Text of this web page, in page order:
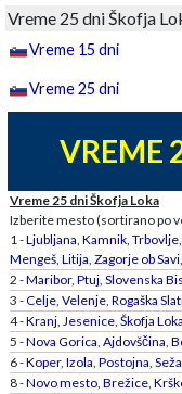
Vreme 25 dni Škofja
Vreme 15 dni
Vreme 25 dni
VREME
Vreme 25 dni Škofja Loka
Izberite mesto (sortirano po
1 -Ljubljana, Kamnik, Trbovlje,
Mengeš, Litija, Zagorje ob Savi,
2 -Maribor, Ptuj, Slovenska
3 -Celje, Velenje, Rogaška
4 -Kranj, Jesenice, Škofja Loka
5 -Nova Gorica, Ajdovščina,
6 -Koper, Izola, Postojna,
8 -Novo mesto, Brežice,